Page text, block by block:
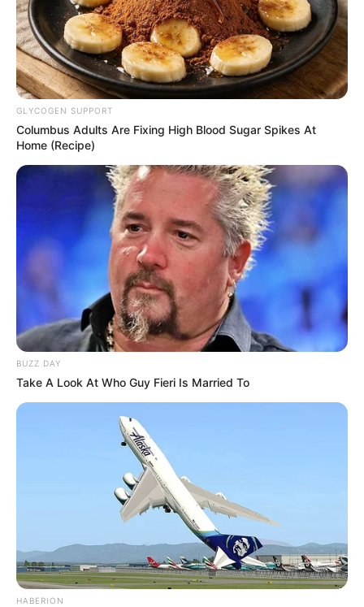
Shenina Cinnamon Megan Domani
Beby Tsabina Salshabilla Adriani
TULIS KOMENTAR
Alamat email Anda tidak akan dipublikasikan. Ruas yang wajib ditandai
GLYCOGEN SUPPORT
Columbus Adults Are Fixing High Blood Sugar Spikes At
Home (Recipe)
BUZZ DAY
Take A Look At Who Guy Fieri Is Married To
HABERION